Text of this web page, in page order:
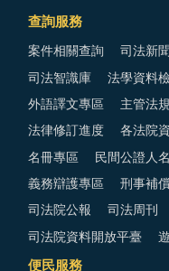
查詢服務
案件相關查詢 司法新
司法智識庫 法學資料
外語譯文專區 主管法
法律修訂進度 各法院
名冊專區 民間公證人
義務辯護專區 刑事補
司法院公報 司法周刊
司法院資料開放平臺
便民服務